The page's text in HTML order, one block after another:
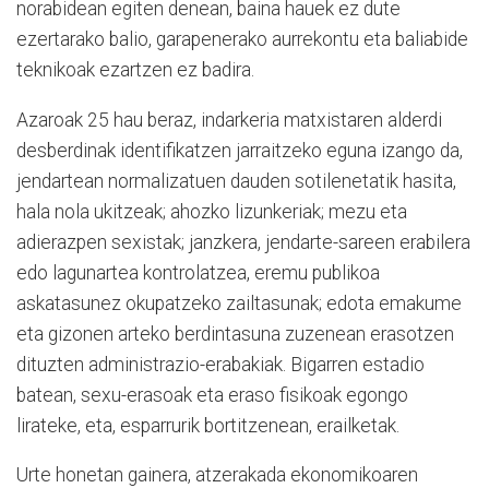
norabidean egiten denean, baina hauek ez dute
ezertarako balio, garapenerako aurrekontu eta baliabide
teknikoak ezartzen ez badira.
Azaroak 25 hau beraz, indarkeria matxistaren alderdi
desberdinak identifikatzen jarraitzeko eguna izango da,
jendartean normalizatuen dauden sotilenetatik hasita,
hala nola ukitzeak; ahozko lizunkeriak; mezu eta
adierazpen sexistak; janzkera, jendarte-sareen erabilera
edo lagunartea kontrolatzea, eremu publikoa
askatasunez okupatzeko zailtasunak; edota emakume
eta gizonen arteko berdintasuna zuzenean erasotzen
dituzten administrazio-erabakiak. Bigarren estadio
batean, sexu-erasoak eta eraso fisikoak egongo
lirateke, eta, esparrurik bortitzenean, erailketak.
Urte honetan gainera, atzerakada ekonomikoaren